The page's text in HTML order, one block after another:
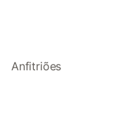
Anfitriões